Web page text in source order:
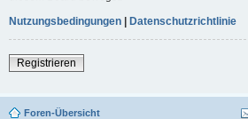
Nutzungsbedingungen | Datenschutzrichtlinie
Registrieren
Foren-Übersicht